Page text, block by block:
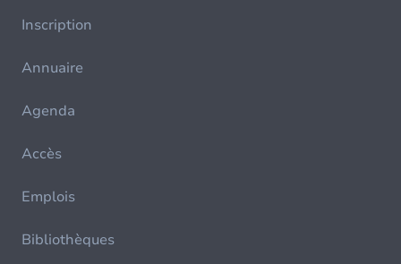
Inscription
Annuaire
Agenda
Accès
Emplois
Bibliothèques